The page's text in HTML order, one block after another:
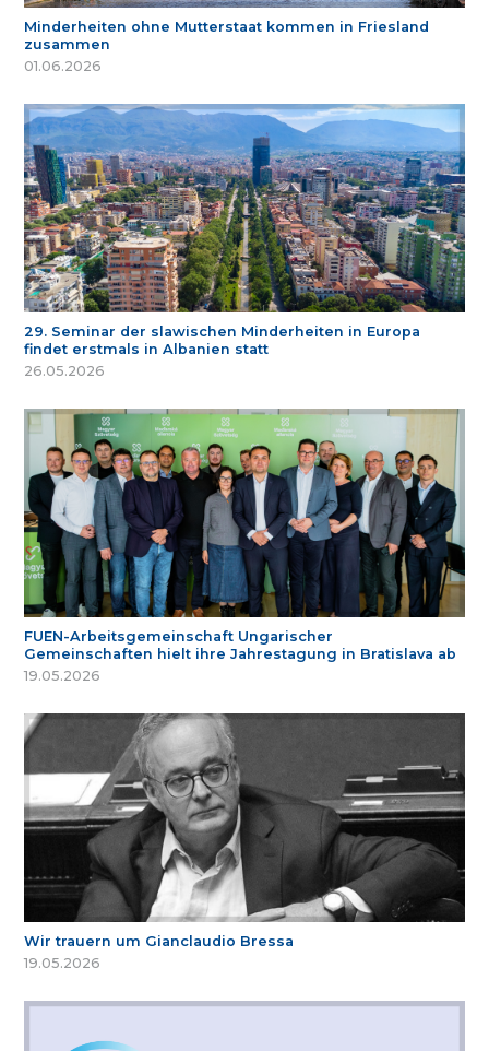
Minderheiten ohne Mutterstaat kommen in Friesland
zusammen
01.06.2026
29. Seminar der slawischen Minderheiten in Europa
findet erstmals in Albanien statt
26.05.2026
FUEN-Arbeitsgemeinschaft Ungarischer
Gemeinschaften hielt ihre Jahrestagung in Bratislava ab
19.05.2026
Wir trauern um Gianclaudio Bressa
19.05.2026